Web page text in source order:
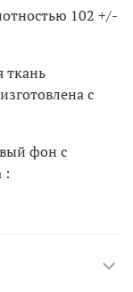
102 +/-
ткань
с
фон с
: